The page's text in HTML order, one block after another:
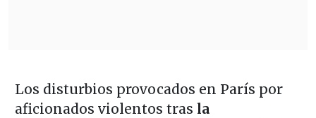
Los disturbios provocados en París por
aficionados violentos tras la